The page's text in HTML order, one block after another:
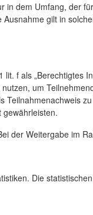
dem Umfang, der
gilt in
f als
um
der Weitergabe im
Die